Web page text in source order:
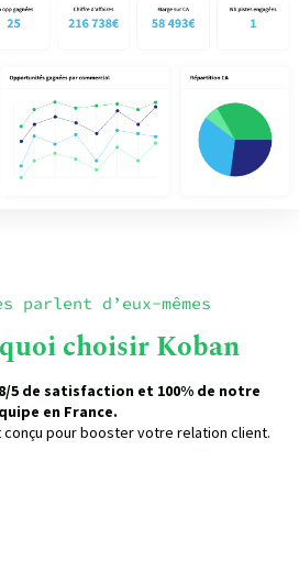
parlent d’eux-mêmes
choisir Koban
5 de satisfaction et 100% de notre
en France.
conçu pour booster votre relation client.